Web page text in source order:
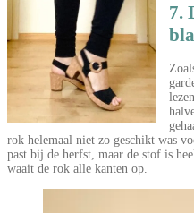
7.
rok helemaal niet zo geschikt was
past bij de herfst, maar de stof is
waait de rok alle kanten op.